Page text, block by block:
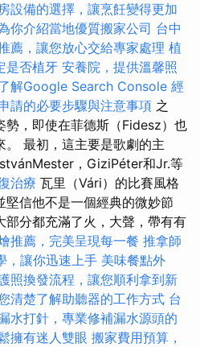
設備的選擇，讓烹飪變得更加
你介紹當地優質搬家公司 台中
薦，讓您放心交給專家處理 植
是否植牙 安養院，提供溫馨照
解Google Search Console 經
請的必要步驟與注意事項 之
勢，即使在菲德斯（Fidesz）也
最初，這主要是歌劇的主
，GiziPéter和Jr.等
治療 瓦里（Vári）的比賽風格
信他不是一個經典的微妙節
部分都充滿了火，大聲，帶有有
推薦，完美呈現每一餐 推拿師
，讓你迅速上手 美味餐點外
照換發流程，讓您順利拿到新
清楚了解助聽器的工作方式 台
水打針，專業修補漏水源頭的
擁有迷人雙眼 搬家費用預算，